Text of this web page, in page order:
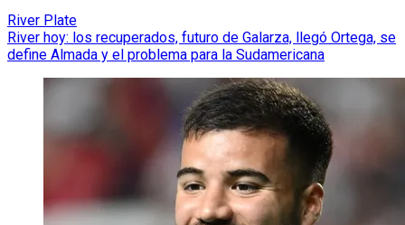
River Plate
River hoy: los recuperados, futuro de Galarza, llegó Ortega, se
define Almada y el problema para la Sudamericana